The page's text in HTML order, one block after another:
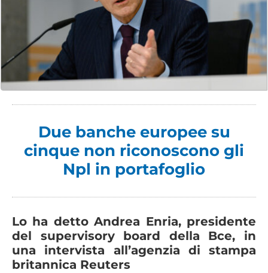
Due banche europee su
cinque non riconoscono gli
Npl in portafoglio
Lo ha detto Andrea Enria, presidente
del supervisory board della Bce, in
una intervista all’agenzia di stampa
britannica Reuters